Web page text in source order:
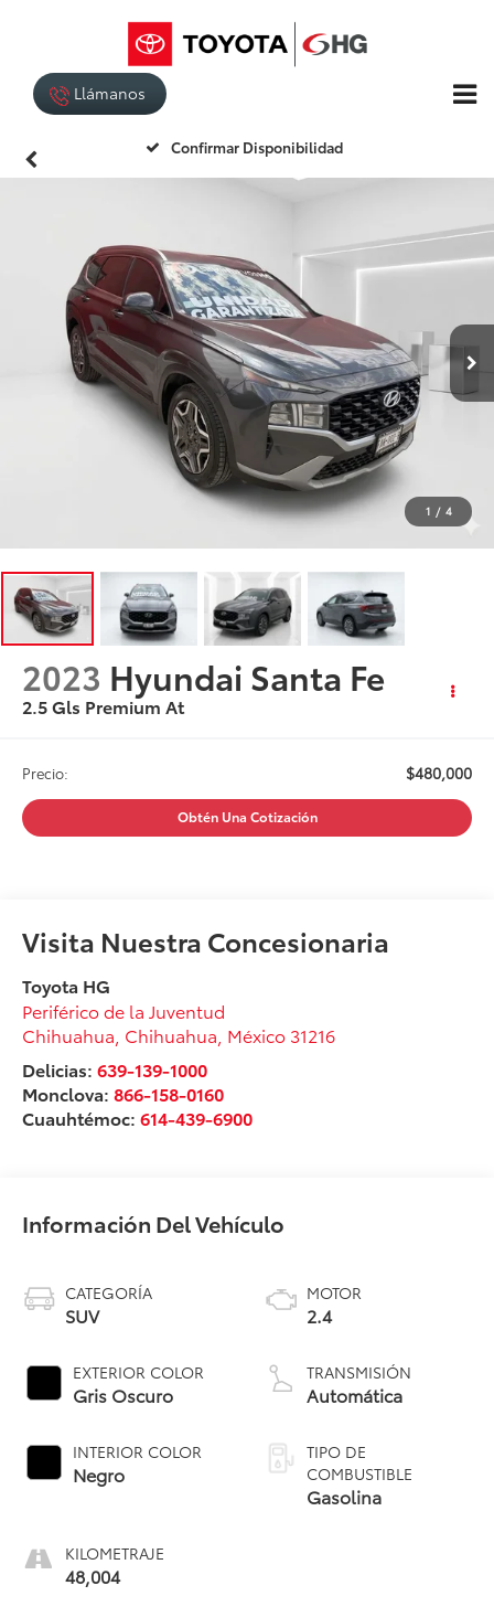
Llámanos
Confirmar Disponibilidad
1 / 4
2023 Hyundai Santa Fe
2.5 Gls Premium At
Precio: $480,000
Obtén Una Cotización
Visita Nuestra Concesionaria
Toyota HG
Periférico de la Juventud
Chihuahua Chihuahua , México 31216
Delicias:639-139-1000
Monclova:866-158-0160
Cuauhtémoc:614-439-6900
Información Del Vehículo
CATEGORÍA
SUV
EXTERIOR COLOR
Gris Oscuro
INTERIOR COLOR
Negro
KILOMETRAJE
48,004
MOTOR
2.4
TRANSMISIÓN
Automática
TIPO DE
COMBUSTIBLE
Gasolina